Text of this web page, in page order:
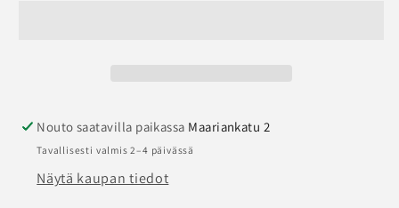
jälkeiseen
hoitoon
määrää
jälkeiseen
hoitoon
määrää
Nouto saatavilla paikassa Maariankatu 2
Tavallisesti valmis 2–4 päivässä
Näytä kaupan tiedot